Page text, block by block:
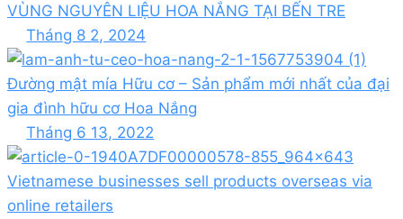
VÙNG NGUYÊN LIỆU HOA NẮNG TẠI BẾN TRE
Tháng 8 2, 2024
Đường mật mía Hữu cơ – Sản phẩm mới nhất của đại
gia đình hữu cơ Hoa Nắng
Tháng 6 13, 2022
Vietnamese businesses sell products overseas via
online retailers